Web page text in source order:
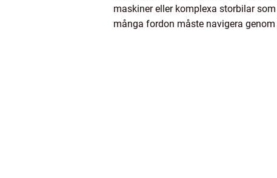
maskiner eller komplexa storbilar
många fordon måste navigera